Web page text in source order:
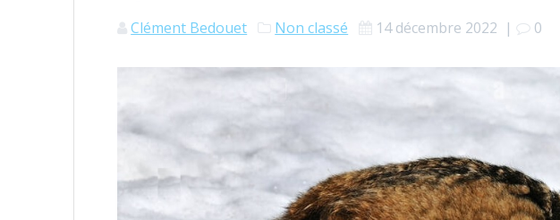
Clément Bedouet Non classé 14 décembre 2022 | 0